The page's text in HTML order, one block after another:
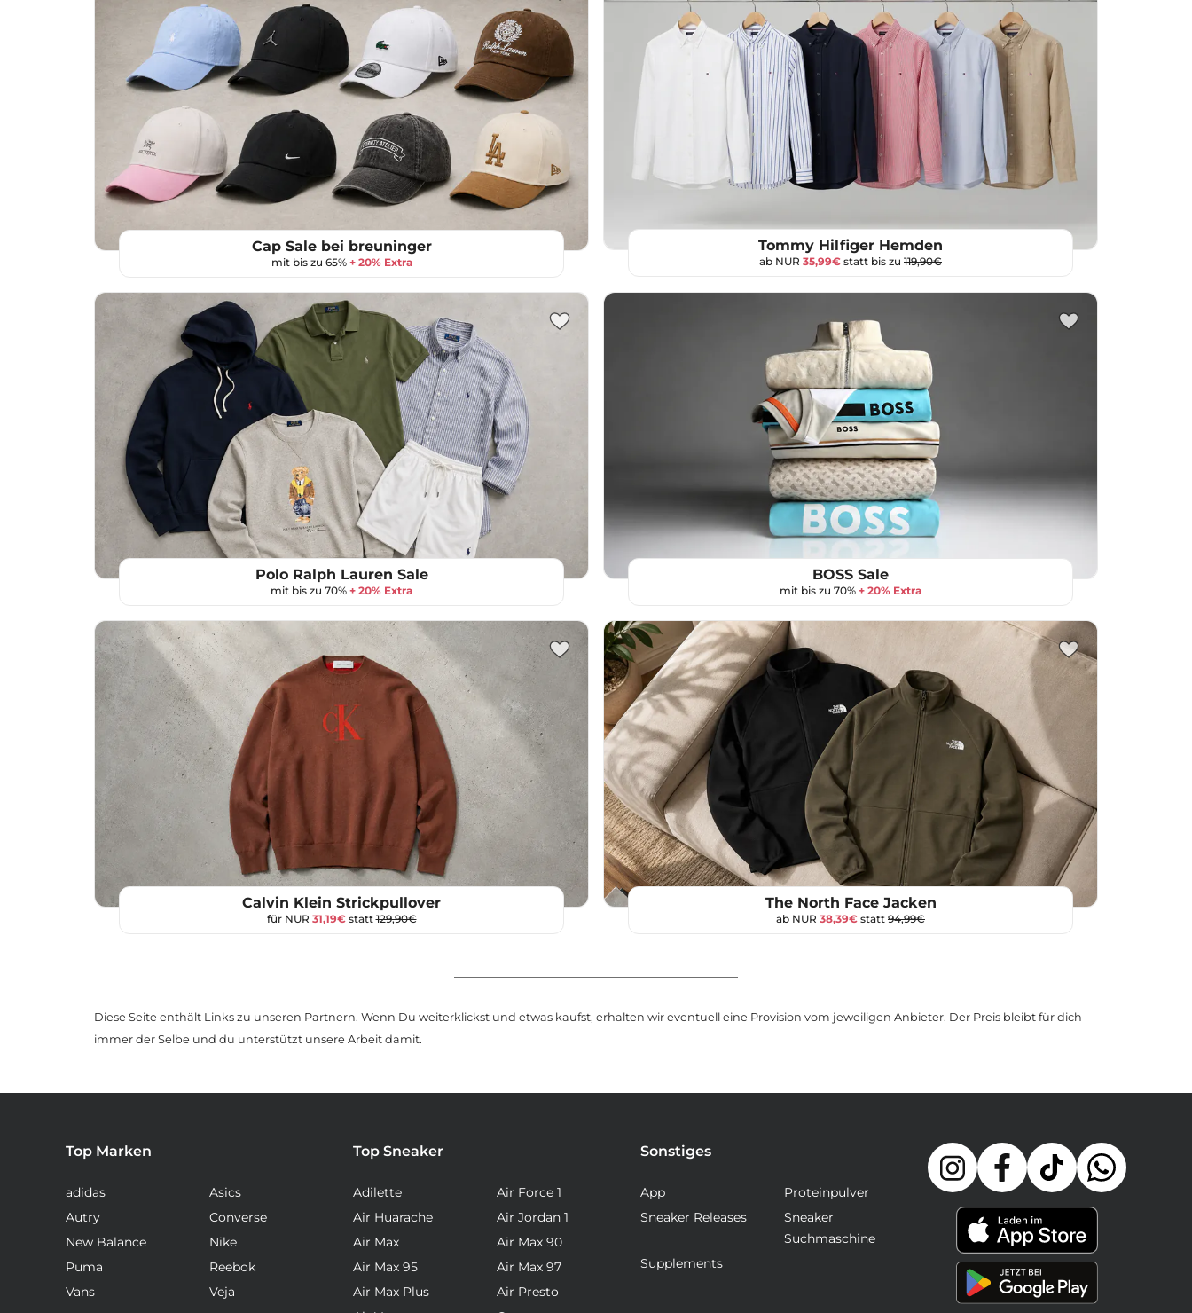
Cap Sale bei breuninger
mit bis zu 65% + 20% Extra
Tommy Hilfiger Hemden
ab NUR 35,99€ statt bis zu 119,90€
Polo Ralph Lauren Sale
mit bis zu 70% + 20% Extra
BOSS Sale
mit bis zu 70% + 20% Extra
Calvin Klein Strickpullover
für NUR 31,19€statt129,90€
The North Face Jacken
ab NUR 38,39€ statt 94,99€
Diese Seite enthält Links zu unseren Partnern. Wenn Du weiterklickst und etwas kaufst, erhalten wir eventuell eine Provision vom jeweiligen Anbieter. Der Preis bleibt für dich
immer der Selbe und du unterstützt unsere Arbeit damit.
Top Marken
adidas
Asics
Autry
Converse
New Balance
Nike
Puma
Reebok
Vans
Veja
Top Sneaker
Adilette
Air Force 1
Air Huarache
Air Jordan 1
Air Max
Air Max 90
Air Max 95
Air Max 97
Air Max Plus
Air Presto
Sonstiges
App
Proteinpulver
Sneaker Releases
Sneaker
Suchmaschine
Supplements